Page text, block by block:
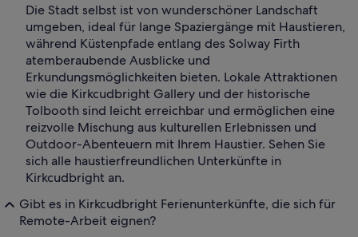
Die Stadt selbst ist von wunderschöner Landschaft
umgeben, ideal für lange Spaziergänge mit Haustieren,
während Küstenpfade entlang des Solway Firth
atemberaubende Ausblicke und
Erkundungsmöglichkeiten bieten. Lokale Attraktionen
wie die Kirkcudbright Gallery und der historische
Tolbooth sind leicht erreichbar und ermöglichen eine
reizvolle Mischung aus kulturellen Erlebnissen und
Outdoor-Abenteuern mit Ihrem Haustier. Sehen Sie
sich alle haustierfreundlichen Unterkünfte in
Kirkcudbright an.
Gibt es in Kirkcudbright Ferienunterkünfte, die sich für
Remote-Arbeit eignen?